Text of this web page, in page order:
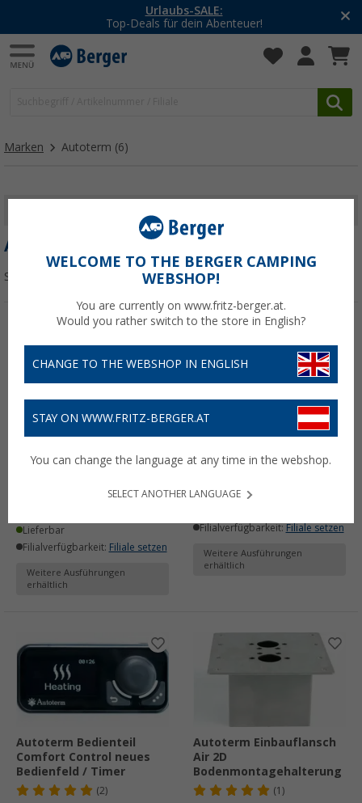
Urlaubs-SALE:
Top-Deals für dein Abenteuer!
Marken Autoterm (6)
AUTOTERM
Sortieren:
Luftheizung 2 KW
Lieferbar
Filialverfügbarkeit: Filiale setzen
Weitere Ausführungen
erhältlich
4 KW
Filialverfügbarkeit: Filiale setzen
Weitere Ausführungen
erhältlich
Autoterm Bedienteil
Comfort Control neues
Bedienfeld / Timer
(2)
Autoterm Einbauflansch
Air 2D
Bodenmontagehalterung
(1)
WELCOME TO THE BERGER CAMPING
WEBSHOP!
You are currently on www.fritz-berger.at.
Would you rather switch to the store in English?
CHANGE TO THE WEBSHOP IN ENGLISH
STAY ON WWW.FRITZ-BERGER.AT
You can change the language at any time in the webshop.
SELECT ANOTHER LANGUAGE